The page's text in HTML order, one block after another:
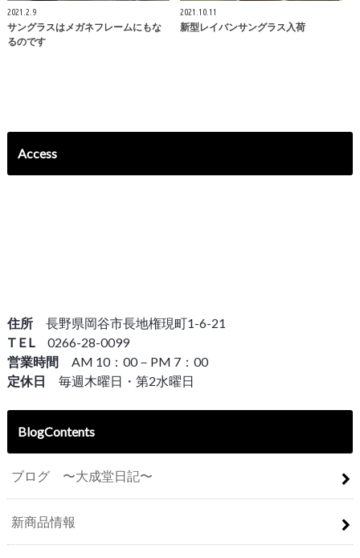
2021.2.9
サングラスはメガネフレームにもな
るのです
2021.10.11
新型レイバンサングラス入荷
Access
住所 長野県岡谷市長地権現町1-6-21
T E L 0266-28-0099
営業時間 AM 10：00－PM 7：00
定休日
毎週木曜日・第2水曜日
BlogContents
ブログ 〜大成堂日記〜
新商品情報